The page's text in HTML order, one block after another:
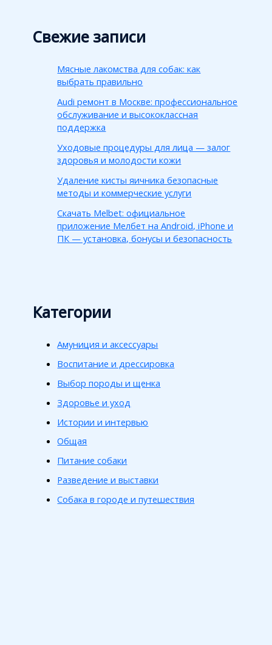
Свежие записи
Мясные лакомства для собак: как
выбрать правильно
Audi ремонт в Москве: профессиональное
обслуживание и высококлассная
поддержка
Уходовые процедуры для лица — залог
здоровья и молодости кожи
Удаление кисты яичника безопасные
методы и коммерческие услуги
Скачать Melbet: официальное
приложение Мелбет на Android, iPhone и
ПК — установка, бонусы и безопасность
Категории
Амуниция и аксессуары
Воспитание и дрессировка
Выбор породы и щенка
Здоровье и уход
Истории и интервью
Общая
Питание собаки
Разведение и выставки
Собака в городе и путешествия